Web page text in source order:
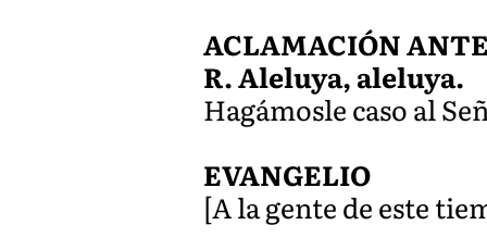
ACLAMACIÓN
R. Aleluya, aleluya.
Hagámosle caso al
EVANGELIO
[A la gente de este